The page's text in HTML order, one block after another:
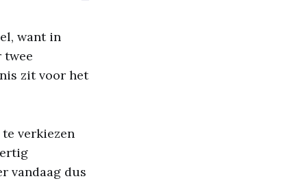
want in
twee
zit voor het
verkiezen
vandaag dus